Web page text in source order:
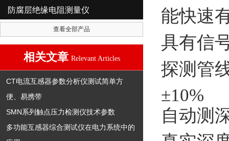
防腐层绝缘电阻测量仪
查看全部产品
相关文章 Relevant Articles
CT电流互感器参数分析仪测试简单方
便、易携带
SMN系列触点压力检测仪技术参数
多功能互感器综合测试仪在电力系统中的
能快速
具有信
探测管
±10%
自动测